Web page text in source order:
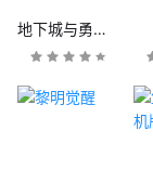
地下城与勇士M